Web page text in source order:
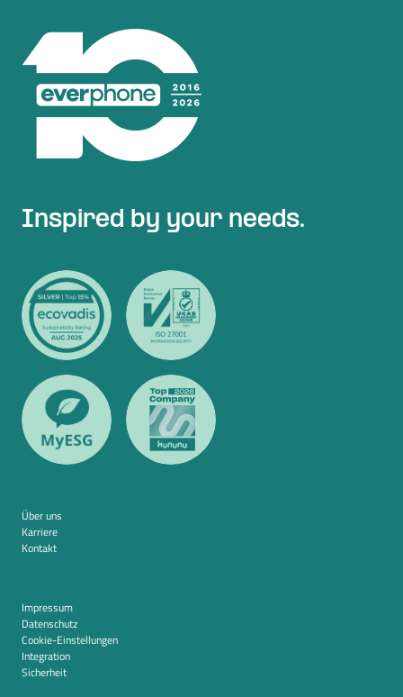
Inspired by your needs.
Über uns
Karriere
Kontakt
Impressum
Datenschutz
Cookie-Einstellungen
Integration
Sicherheit